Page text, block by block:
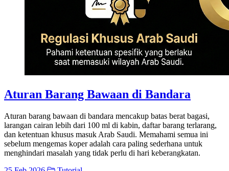
Aturan Barang Bawaan di Bandara
Aturan barang bawaan di bandara mencakup batas berat bagasi,
larangan cairan lebih dari 100 ml di kabin, daftar barang terlarang,
dan ketentuan khusus masuk Arab Saudi. Memahami semua ini
sebelum mengemas koper adalah cara paling sederhana untuk
menghindari masalah yang tidak perlu di hari keberangkatan.